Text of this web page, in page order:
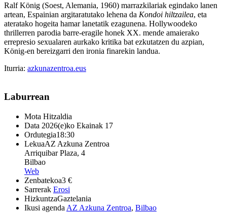
Ralf König (Soest, Alemania, 1960) marrazkilariak egindako lanen
artean, Espainian argitaratutako lehena da Kondoi hiltzailea, eta
ateratako hogeita hamar lanetatik ezagunena. Hollywoodeko
thrillerren parodia barre-eragile honek XX. mende amaierako
errepresio sexualaren aurkako kritika bat ezkutatzen du azpian,
König-en bereizgarri den ironia finarekin landua.
Iturria: azkunazentroa.eus
Laburrean
Mota Hitzaldia
Data 2026(e)ko Ekainak 17
Ordutegia18:30
LekuaAZ Azkuna Zentroa
Arriquibar Plaza, 4
Bilbao
Web
Zenbatekoa3 €
Sarrerak Erosi
HizkuntzaGaztelania
Ikusi agenda AZ Azkuna Zentroa, Bilbao